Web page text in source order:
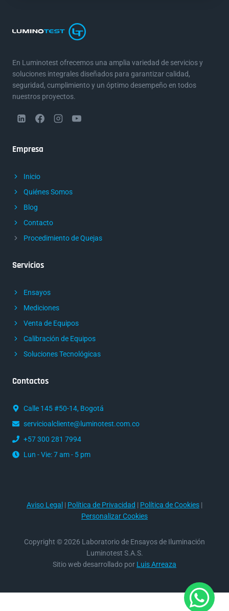
En Luminotest ofrecemos una amplia variedad de servicios y
soluciones integrales diseñados para garantizar calidad,
seguridad, cumplimiento y un óptimo desempeño en todos
nuestros proyectos.
Empresa
Inicio
Quiénes Somos
Blog
Contacto
Procedimiento de Quejas
Servicios
Ensayos
Mediciones
Venta de Equipos
Calibración de Equipos
Soluciones Tecnológicas
Contactos
Calle 145 #50-14, Bogotá
servicioalcliente@luminotest.com.co
+57 300 281 7994
Lun - Vie: 7 am - 5 pm
Aviso Legal | Política de Privacidad | Política de Cookies |
Personalizar Cookies
Copyright © 2026 Laboratorio de Ensayos de Iluminación
Luminotest S.A.S.
Sitio web desarrollado por Luis Arreaza